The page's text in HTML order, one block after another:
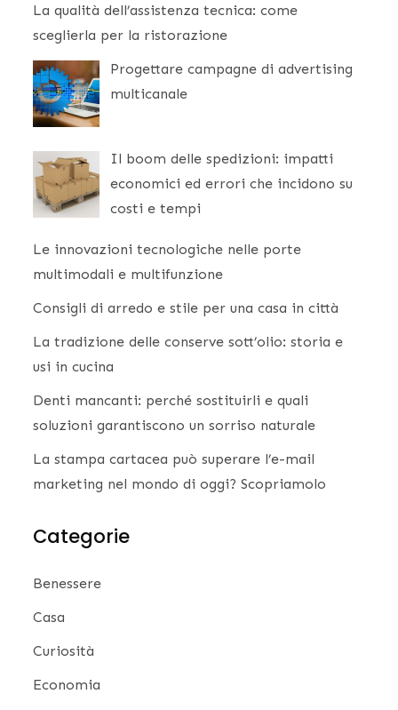
La qualità dell’assistenza tecnica: come
sceglierla per la ristorazione
Progettare campagne di advertising
multicanale
Il boom delle spedizioni: impatti
economici ed errori che incidono su
costi e tempi
Le innovazioni tecnologiche nelle porte
multimodali e multifunzione
Consigli di arredo e stile per una casa in città
La tradizione delle conserve sott’olio: storia e
usi in cucina
Denti mancanti: perché sostituirli e quali
soluzioni garantiscono un sorriso naturale
La stampa cartacea può superare l’e-mail
marketing nel mondo di oggi? Scopriamolo
Categorie
Benessere
Casa
Curiosità
Economia